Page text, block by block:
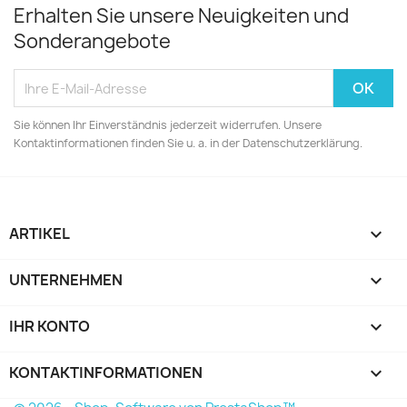
Erhalten Sie unsere Neuigkeiten und
Sonderangebote
Sie können Ihr Einverständnis jederzeit widerrufen. Unsere
Kontaktinformationen finden Sie u. a. in der Datenschutzerklärung.
ARTIKEL 
UNTERNEHMEN 
IHR KONTO 
KONTAKTINFORMATIONEN keyboard_arrow_down